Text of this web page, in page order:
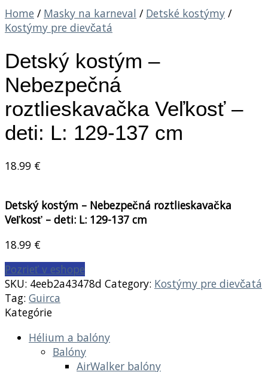
Home / Masky na karneval / Detské kostýmy /
Kostýmy pre dievčatá
Detský kostým –
Nebezpečná
roztlieskavačka Veľkosť –
deti: L: 129-137 cm
18.99 €
Detský kostým – Nebezpečná roztlieskavačka
Veľkosť – deti: L: 129-137 cm
18.99 €
Pozrieť v eshope
SKU: 4eeb2a43478d Category: Kostýmy pre dievčatá
Tag: Guirca
Kategórie
Hélium a balóny
Balóny
AirWalker balóny